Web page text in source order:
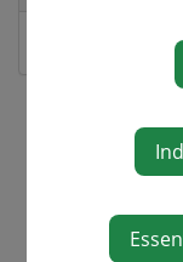
Bäckerei Molterer